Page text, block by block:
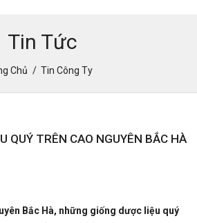
Tin Tức
Chủ Tin Công Ty
QUÝ TRÊN CAO NGUYÊN BẮC HÀ
Bắc Hà, những giống dược liệu quý